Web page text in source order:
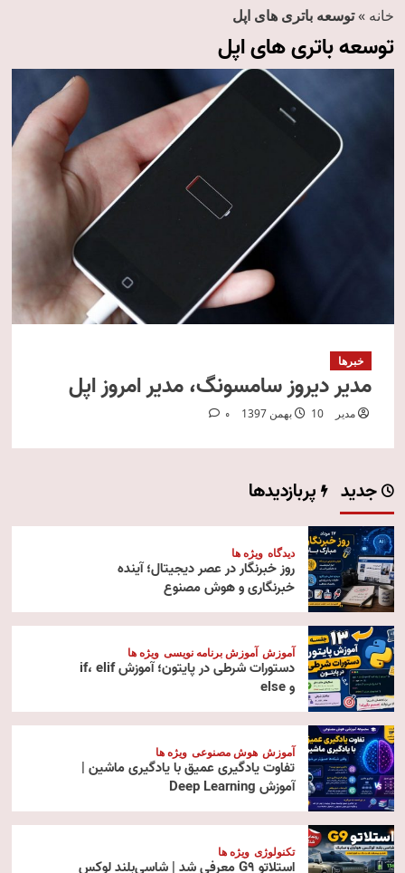
خانه »توسعه باتری های اپل
توسعه باتری های اپل
خبرها
مدیر دیروز سامسونگ، مدیر امروز اپل
مدیر 10 بهمن 1397 0
جدید پربازدیدها
دیدگاه ویژه ها
روز خبرنگار در عصر دیجیتال؛ آینده
خبرنگاری و هوش مصنوع
آموزش آموزش برنامه نویسی ویژه ها
دستورات شرطی در پایتون؛ آموزش if، elif
و else
آموزش هوش مصنوعی ویژه ها
تفاوت یادگیری عمیق با یادگیری ماشین |
آموزش Deep Learning
تکنولوژی ویژه ها
استلاتو G9 معرفی شد | شاسی‌بلند لوکس